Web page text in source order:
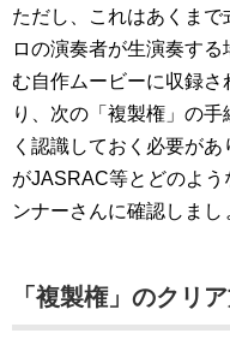
ただし、これはあくま
ロの演奏者が生演奏す
む自作ムービーに収録
り、次の「複製権」の
く認識しておく必要が
がJASRAC等とどのよ
ンナーさんに確認しまし
「複製権」のクリ